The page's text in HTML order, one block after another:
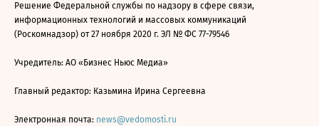
Решение Федеральной службы по надзору в сфере связи,
информационных технологий и массовых коммуникаций
(Роскомнадзор) от 27 ноября 2020 г. ЭЛ № ФС 77-79546
Учредитель: АО «Бизнес Ньюс Медиа»
Главный редактор: Казьмина Ирина Сергеевна
Электронная почта: news@vedomosti.ru